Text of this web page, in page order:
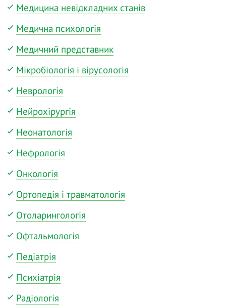
Медицина невідкладних станів
Медична психологія
Медичний представник
Мікробіологія і вірусологія
Неврологія
Нейрохірургія
Неонатологія
Нефрологія
Онкологія
Ортопедія і травматологія
Отоларингологія
Офтальмологія
Педіатрія
Психіатрія
Радіологія